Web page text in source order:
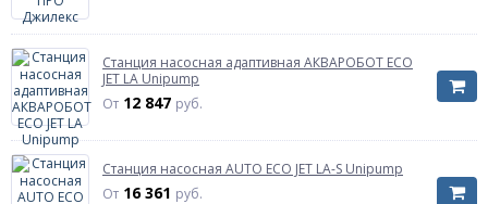
Станция насосная адаптивная АКВАРОБОТ ECO
JET LA Unipump
От 12 847 руб.
Станция насосная AUTO ECO JET LA-S Unipump
От 16 361 руб.